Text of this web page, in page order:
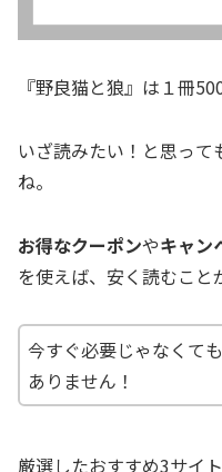
『野良猫と狼』は１冊
いざ読みたい！と思っ
ね。
お得なクーポンやキャン
を使えば、安く読むこと
今すぐ必要じゃなくて
ありません！
厳選したおすすめ3サイ